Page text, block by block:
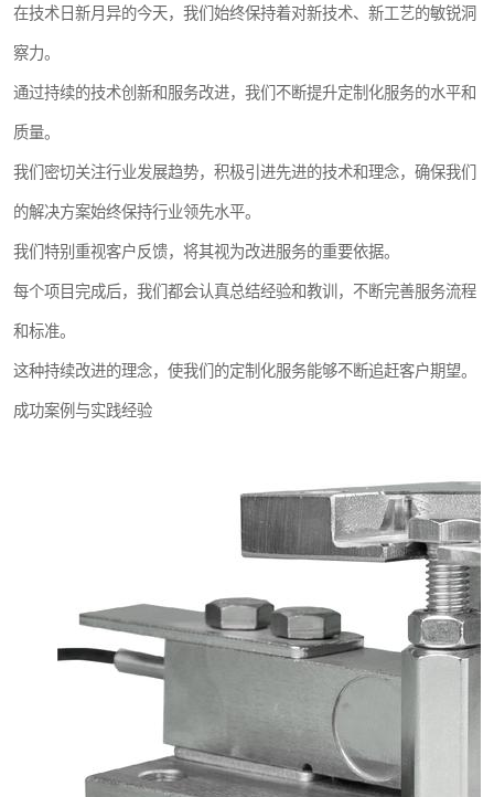
在技术日新月异的今天，我们始终保持着对新技术、新工艺的敏锐洞
察力。
通过持续的技术创新和服务改进，我们不断提升定制化服务的水平和
质量。
我们密切关注行业发展趋势，积极引进先进的技术和理念，确保我们
的解决方案始终保持行业领先水平。
我们特别重视客户反馈，将其视为改进服务的重要依据。
每个项目完成后，我们都会认真总结经验和教训，不断完善服务流程
和标准。
这种持续改进的理念，使我们的定制化服务能够不断追赶客户期望。
成功案例与实践经验